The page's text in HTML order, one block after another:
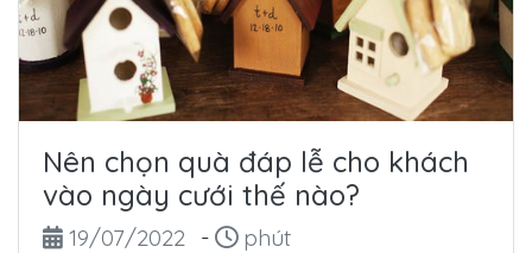
Nên chọn quà đáp lễ cho khách
vào ngày cưới thế nào?
Ngày đăng
19/07/2022 - Thời gian đọc
phút